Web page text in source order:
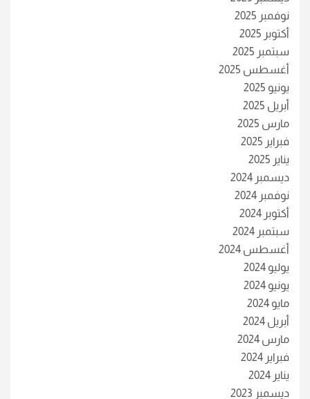
نوفمبر 2025
أكتوبر 2025
سبتمبر 2025
أغسطس 2025
يونيو 2025
أبريل 2025
مارس 2025
فبراير 2025
يناير 2025
ديسمبر 2024
نوفمبر 2024
أكتوبر 2024
سبتمبر 2024
أغسطس 2024
يوليو 2024
يونيو 2024
مايو 2024
أبريل 2024
مارس 2024
فبراير 2024
يناير 2024
ديسمبر 2023